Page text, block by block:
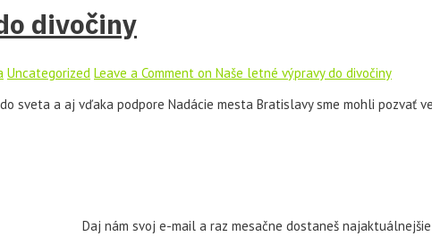
divočiny
Uncategorized Leave a Comment on Naše letné výpravy do divočiny
sveta a aj vďaka podpore Nadácie mesta Bratislavy sme mohli pozvať
Daj nám svoj e-mail a raz mesačne dostaneš